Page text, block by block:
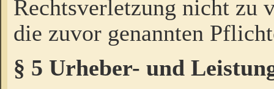
Rechtsverletzung nicht zu
die zuvor genannten
§ 5 Urheber- und